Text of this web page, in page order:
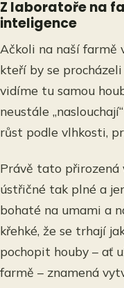
Z laboratoře na
inteligence
Ačkoli na naší farmě
kteří by se
vidíme tu samou
neustále
růst podle vlhkosti,
Právě tato přirozená
ústřičné tak plné a
bohaté na umami a
křehké, že se trhají
pochopit houby – ať
farmě – znamená